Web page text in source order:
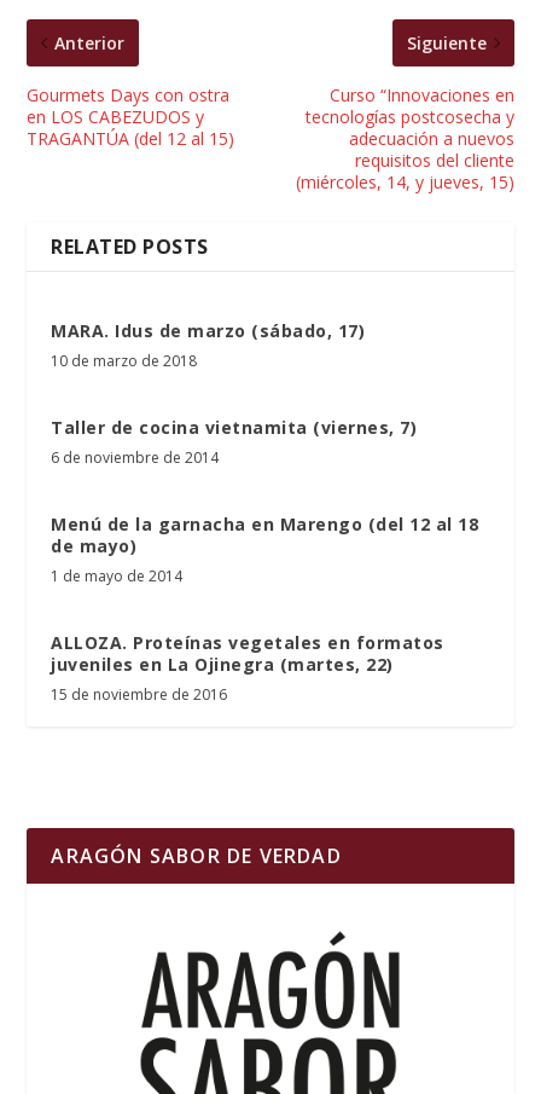
Anterior
Gourmets Days con ostra
en LOS CABEZUDOS y
TRAGANTÚA (del 12 al 15)
Siguiente
Curso “Innovaciones en
tecnologías postcosecha y
adecuación a nuevos
requisitos del cliente
(miércoles, 14, y jueves, 15)
RELATED POSTS
MARA. Idus de marzo (sábado, 17)
10 de marzo de 2018
Taller de cocina vietnamita (viernes, 7)
6 de noviembre de 2014
Menú de la garnacha en Marengo (del 12 al 18
de mayo)
1 de mayo de 2014
ALLOZA. Proteínas vegetales en formatos
juveniles en La Ojinegra (martes, 22)
15 de noviembre de 2016
ARAGÓN SABOR DE VERDAD